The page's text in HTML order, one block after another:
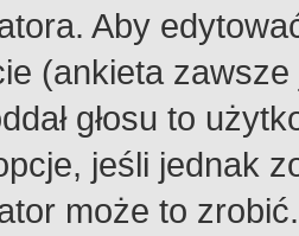
Aby
(ankieta
głosu to
jeśli jednak
może to